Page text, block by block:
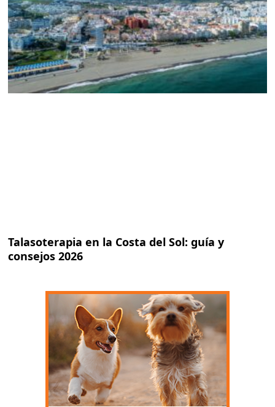
Talasoterapia en la Costa del Sol: guía y
consejos 2026